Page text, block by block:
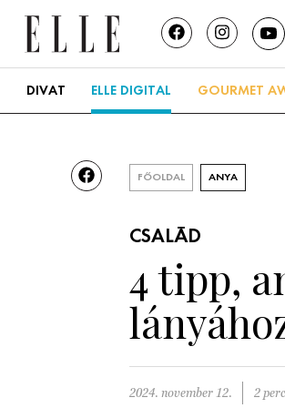
DIVAT ELLE DIGITAL GOURMET
FŐOLDAL ANYA
CSALÁD
4 tipp,
2024. november 12. 2